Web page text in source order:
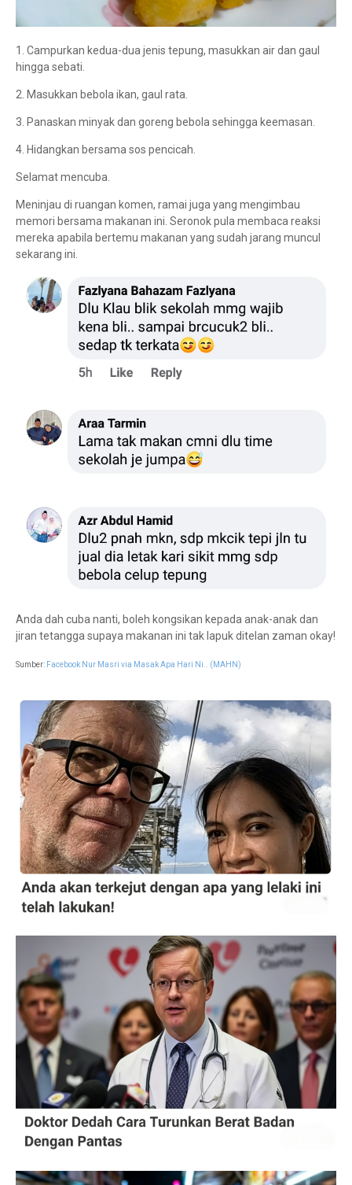
1. Campurkan kedua-dua jenis tepung, masukkan air dan gaul
hingga sebati.
2. Masukkan bebola ikan, gaul rata.
3. Panaskan minyak dan goreng bebola sehingga keemasan.
4. Hidangkan bersama sos pencicah.
Selamat mencuba.
Meninjau di ruangan komen, ramai juga yang mengimbau
memori bersama makanan ini. Seronok pula membaca reaksi
mereka apabila bertemu makanan yang sudah jarang muncul
sekarang ini.
Anda dah cuba nanti, boleh kongsikan kepada anak-anak dan
jiran tetangga supaya makanan ini tak lapuk ditelan zaman okay!
Sumber: Facebook Nur Masri via Masak Apa Hari Ni.. (MAHN)